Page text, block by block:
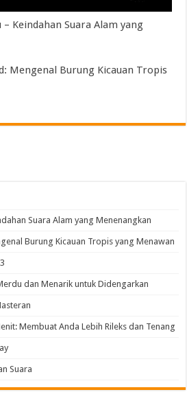
Keindahan Suara Alam yang
Mengenal Burung Kicauan Tropis
Suara Alam yang Menenangkan
Burung Kicauan Tropis yang Menawan
dan Menarik untuk Didengarkan
Membuat Anda Lebih Rileks dan Tenang
Suara